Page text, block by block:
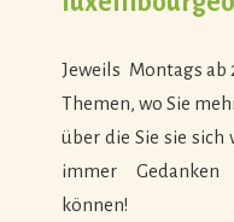
Jeweils Montags ab
Themen, wo Sie
über die Sie sie
immer
können!